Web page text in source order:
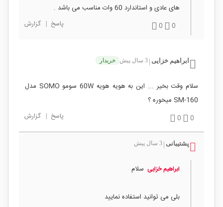
های عادی و استاندارد 60 وات مناسب می باشد .
0
0 پاسخ | گزارش
ابراهیم خزایی 3 سال پیش خریدار
سلام وقت بخیر ... این به هویه هویه 60W سومو SOMO مدل
SM-160 میخوره ؟
0
0 پاسخ | گزارش
پشتیبانی 3 سال پیش
ابراهیم خزایی سلام
بلی می توانید استفاده نمایید